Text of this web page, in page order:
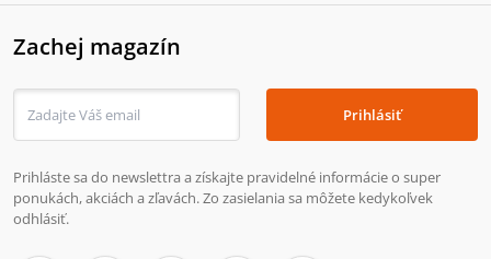
Zachej magazín
Prihlásiť
Prihláste sa do newslettra a získajte pravidelné informácie o super
ponukách, akciách a zľavách. Zo zasielania sa môžete kedykoľvek
odhlásiť.